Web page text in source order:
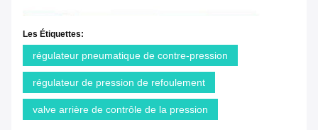
Les Étiquettes:
régulateur pneumatique de contre-pression
régulateur de pression de refoulement
valve arrière de contrôle de la pression